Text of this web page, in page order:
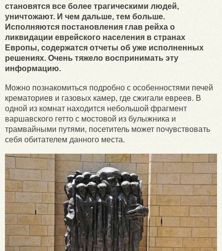
становятся все более трагическими людей,
уничтожают. И чем дальше, тем больше.
Исполняются постановления глав рейха о
ликвидации еврейского населения в странах
Европы, содержатся отчеты об уже исполненных
решениях. Очень тяжело воспринимать эту
информацию.
Можно познакомиться подробно с особенностями печей
крематориев и газовых камер, где сжигали евреев. В
одной из комнат находится небольшой фрагмент
варшавского гетто с мостовой из булыжника и
трамвайными путями, посетитель может почувствовать
себя обитателем данного места.